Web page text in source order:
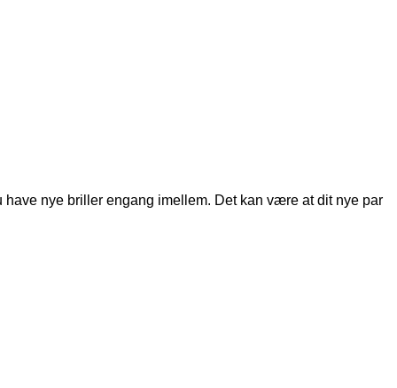
nye briller engang imellem. Det kan være at dit nye par